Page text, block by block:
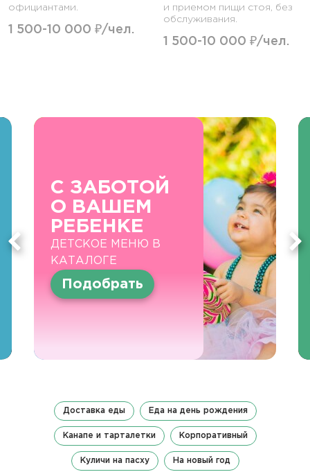
официантами.
1 500-10 000 ₽/чел.
и приемом пищи стоя, без
обслуживания.
1 500-10 000 ₽/чел.
С ЗАБОТОЙ
О ВАШЕМ
РЕБЕНКЕ
ДЕТСКОЕ МЕНЮ В
КАТАЛОГЕ
Подобрать
Доставка еды Еда на день рождения
Канапе и тарталетки Корпоративный
Куличи на пасху На новый год